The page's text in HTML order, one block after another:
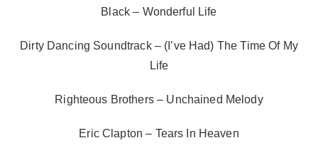
Black – Wonderful Life
Dirty Dancing Soundtrack – (I’ve Had) The Time Of My
Life
Righteous Brothers – Unchained Melody
Eric Clapton – Tears In Heaven